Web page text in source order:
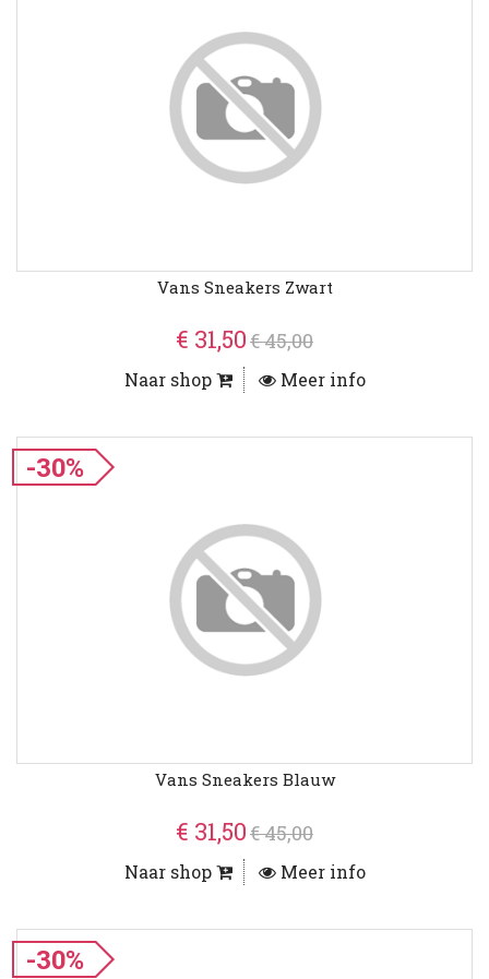
Vans Sneakers Zwart
€ 31,50€ 45,00
Naar shop Meer info
-30%
Vans Sneakers Blauw
€ 31,50€ 45,00
Naar shop Meer info
-30%